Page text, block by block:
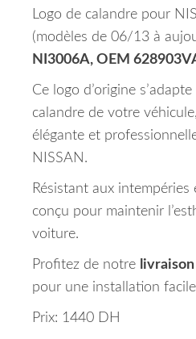
Logo de calandre pour
(modèles de 06/13 à
NI3006A, OEM
Ce logo d’origine
calandre de votre
élégante et
NISSAN.
Résistant aux
conçu pour maintenir
voiture.
Profitez de notre
pour une installation
Prix: 1440 DH